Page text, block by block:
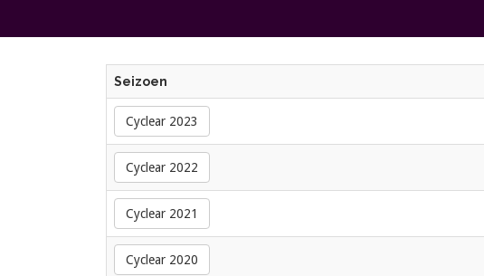
Seizoen
Cyclear 2023
Cyclear 2022
Cyclear 2021
Cyclear 2020